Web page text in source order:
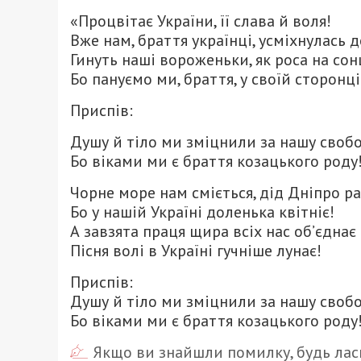
«Процвітає України, її слава й воля!
Вже нам, браття українці, усміхнулась
Гинуть наші вороженьки, як роса на
Бо пануємо ми, браття, у своїй
Приспів:
Душу й тіло ми зміцнили за нашу
Бо віками ми є браття козацького
Чорне море нам сміється, дід Дніпро
Бо у нашій Україні доленька квітніє!
А завзята праця щира всіх нас об’єднає
Пісня волі в Україні гучніше лунає!
Приспів:
Душу й тіло ми зміцнили за нашу
Бо віками ми є браття козацького
Якщо ви знайшли помилку, будь